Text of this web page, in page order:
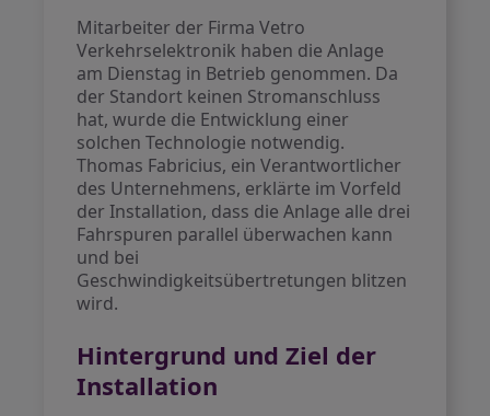
Mitarbeiter der Firma Vetro
Verkehrselektronik haben die Anlage
am Dienstag in Betrieb genommen. Da
der Standort keinen Stromanschluss
hat, wurde die Entwicklung einer
solchen Technologie notwendig.
Thomas Fabricius, ein Verantwortlicher
des Unternehmens, erklärte im Vorfeld
der Installation, dass die Anlage alle drei
Fahrspuren parallel überwachen kann
und bei
Geschwindigkeitsübertretungen blitzen
wird.
Hintergrund und Ziel der
Installation